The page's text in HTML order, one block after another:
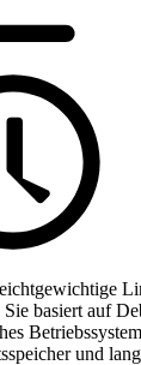
basiert auf
und